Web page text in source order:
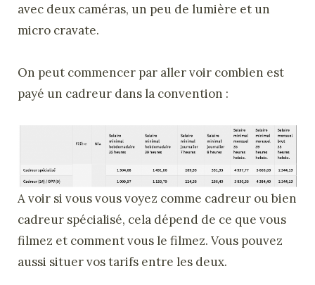
avec deux caméras, un peu de lumière et un
micro cravate.
On peut commencer par aller voir combien est
payé un cadreur dans la convention :
A voir si vous vous voyez comme cadreur ou bien
cadreur spécialisé, cela dépend de ce que vous
filmez et comment vous le filmez. Vous pouvez
aussi situer vos tarifs entre les deux.